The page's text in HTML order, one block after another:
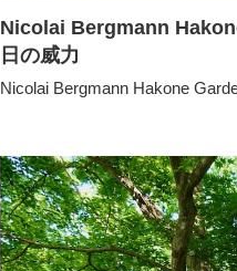
Nicolai Bergmann
日の威力
Nicolai Bergmann Hakone